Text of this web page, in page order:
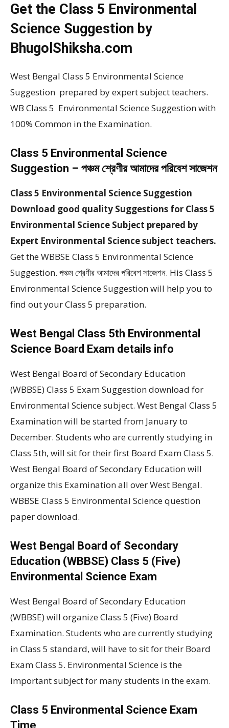
Get the Class 5 Environmental
Science Suggestion by
BhugolShiksha.com
West Bengal Class 5 Environmental Science
Suggestion prepared by expert subject teachers.
WB Class 5 Environmental Science Suggestion with
100% Common in the Examination.
Class 5 Environmental Science
Suggestion – পঞ্চম শ্রেণীর আমাদের পরিবেশ সাজেশন
Class 5 Environmental Science Suggestion
Download good quality Suggestions for Class 5
Environmental Science Subject prepared by
Expert Environmental Science subject teachers.
Get the WBBSE Class 5 Environmental Science
Suggestion. পঞ্চম শ্রেণীর আমাদের পরিবেশ সাজেশন. His Class 5
Environmental Science Suggestion will help you to
find out your Class 5 preparation.
West Bengal Class 5th Environmental
Science Board Exam details info
West Bengal Board of Secondary Education
(WBBSE) Class 5 Exam Suggestion download for
Environmental Science subject. West Bengal Class 5
Examination will be started from January to
December. Students who are currently studying in
Class 5th, will sit for their first Board Exam Class 5.
West Bengal Board of Secondary Education will
organize this Examination all over West Bengal.
WBBSE Class 5 Environmental Science question
paper download.
West Bengal Board of Secondary
Education (WBBSE) Class 5 (Five)
Environmental Science Exam
West Bengal Board of Secondary Education
(WBBSE) will organize Class 5 (Five) Board
Examination. Students who are currently studying
in Class 5 standard, will have to sit for their Board
Exam Class 5. Environmental Science is the
important subject for many students in the exam.
Class 5 Environmental Science Exam
Time